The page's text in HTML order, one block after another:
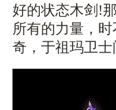
好的状态木剑!
所有的力量，
奇，于祖玛卫士